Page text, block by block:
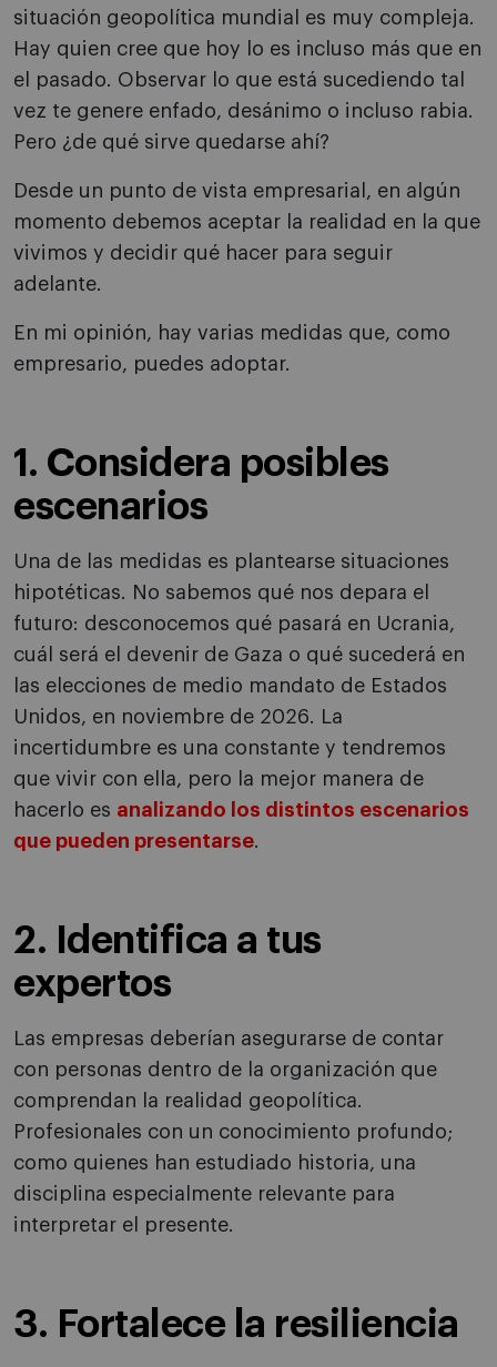
situación geopolítica mundial es muy compleja.
Hay quien cree que hoy lo es incluso más que en
el pasado. Observar lo que está sucediendo tal
vez te genere enfado, desánimo o incluso rabia.
Pero ¿de qué sirve quedarse ahí?
Desde un punto de vista empresarial, en algún
momento debemos aceptar la realidad en la que
vivimos y decidir qué hacer para seguir
adelante.
En mi opinión, hay varias medidas que, como
empresario, puedes adoptar.
1. Considera posibles
escenarios
Una de las medidas es plantearse situaciones
hipotéticas. No sabemos qué nos depara el
futuro: desconocemos qué pasará en Ucrania,
cuál será el devenir de Gaza o qué sucederá en
las elecciones de medio mandato de Estados
Unidos, en noviembre de 2026. La
incertidumbre es una constante y tendremos
que vivir con ella, pero la mejor manera de
hacerlo es analizando los distintos escenarios
que pueden presentarse.
2. Identifica a tus
expertos
Las empresas deberían asegurarse de contar
con personas dentro de la organización que
comprendan la realidad geopolítica.
Profesionales con un conocimiento profundo;
como quienes han estudiado historia, una
disciplina especialmente relevante para
interpretar el presente.
3. Fortalece la resiliencia